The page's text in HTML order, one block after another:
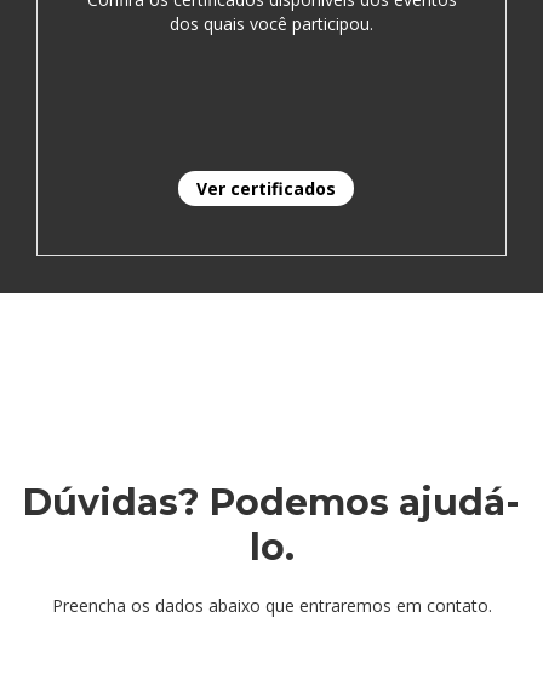
dos quais você participou.
Ver certificados
Dúvidas? Podemos ajudá-
lo.
Preencha os dados abaixo que entraremos em contato.